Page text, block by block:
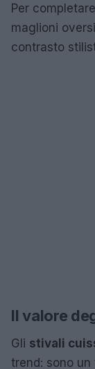
Per
maglioni
contrasto
Il valore
Gli stivali
trend: sono